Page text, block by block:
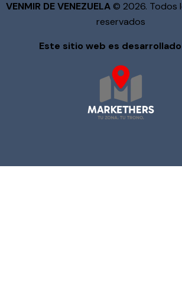
VENMIR DE VENEZUELA© 2026. Todos
reservados
Este sitio web es